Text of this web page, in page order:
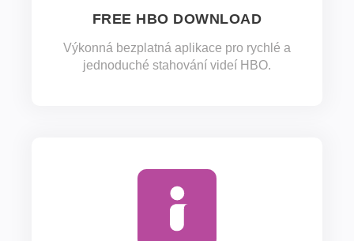
FREE HBO DOWNLOAD
Výkonná bezplatná aplikace pro rychlé a
jednoduché stahování videí HBO.